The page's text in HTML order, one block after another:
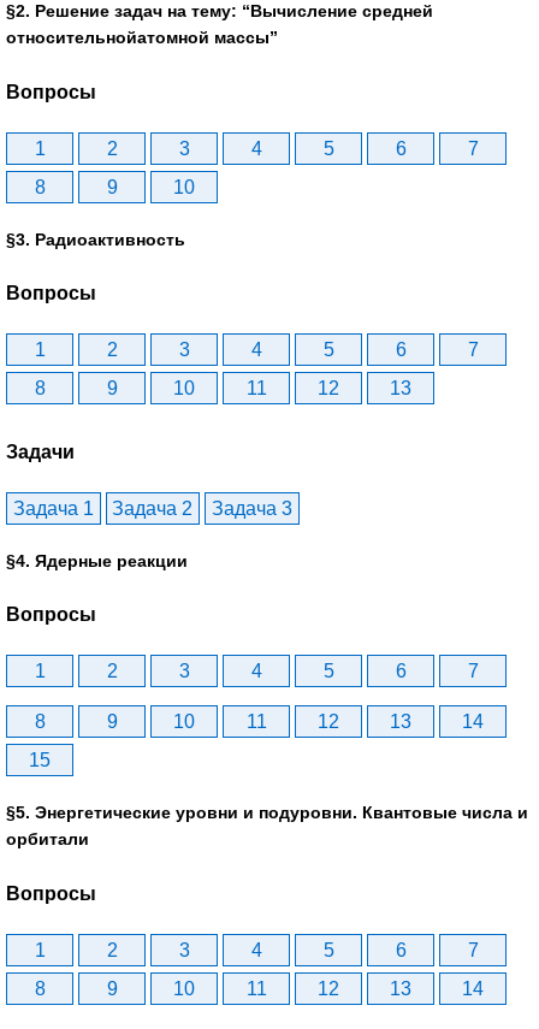
§2. Решение задач на тему: “Вычисление средней
относительнойатомной массы”
Вопросы
1 2 3 4 5 6
7
8
9 10
§3. Радиоактивность
Вопросы
1 2 3 4 5 6
7
8
9 10 11 12 13
Задачи
Задача 1 Задача 2 Задача 3
§4. Ядерные реакции
Вопросы
1 2 3 4 5 6 7
8 9 10 11 12 13
14
15
§5. Энергетические уровни и подуровни. Квантовые числа и
орбитали
Вопросы
1 2 3 4 5 6
7
8
9 10 11 12 13 14